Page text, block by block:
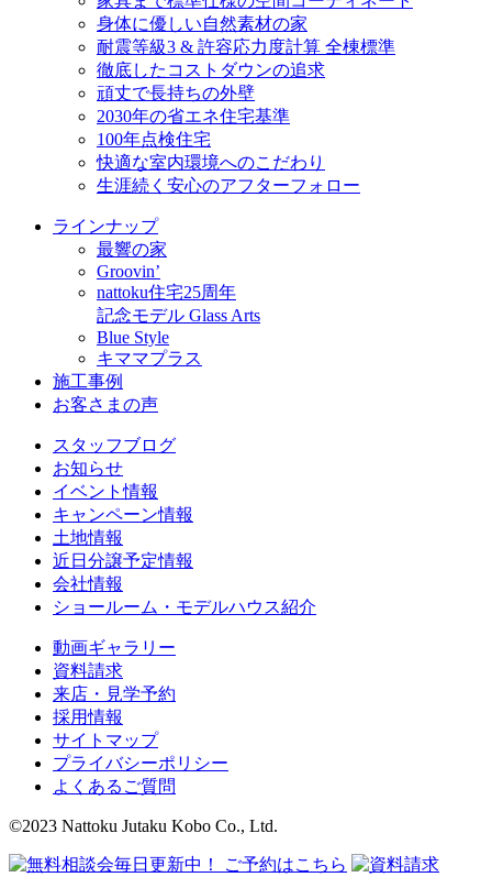
身体に優しい自然素材の家
耐震等級3 & 許容応力度計算 全棟標準
徹底したコストダウンの追求
頑丈で長持ちの外壁
2030年の省エネ住宅基準
100年点検住宅
快適な室内環境へのこだわり
生涯続く安心のアフターフォロー
ラインナップ
最響の家
Groovin’
nattoku住宅25周年
記念モデル Glass Arts
Blue Style
キママプラス
施工事例
お客さまの声
スタッフブログ
お知らせ
イベント情報
キャンペーン情報
土地情報
近日分譲予定情報
会社情報
ショールーム・モデルハウス紹介
動画ギャラリー
資料請求
来店・見学予約
採用情報
サイトマップ
プライバシーポリシー
よくあるご質問
©2023 Nattoku Jutaku Kobo Co., Ltd.